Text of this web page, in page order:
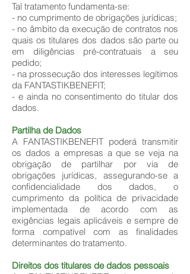
Tal tratamento fundamenta-se:
- no cumprimento de obrigações jurídicas;
- no âmbito da execução de contratos nos
quais os titulares dos dados são parte ou
em diligências pré-contratuais a seu
pedido;
- na prossecução dos interesses legítimos
da FANTASTIKBENEFIT;
- e ainda no consentimento do titular dos
dados.
Partilha de Dados
A FANTASTIKBENEFIT poderá transmitir
os dados a empresas a que se veja na
obrigação de partilhar por via de
obrigações jurídicas, assegurando-se a
confidencialidade dos dados, o
cumprimento da política de privacidade
implementada de acordo com as
exigências legais aplicáveis e sempre de
forma compatível com as finalidades
determinantes do tratamento.
Direitos dos titulares de dados pessoais